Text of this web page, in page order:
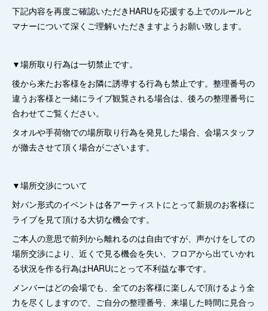
下記内容を再度ご確認いただきHARUを応援する上でのルールと
マナーについて深くご理解いただきますようお願い致します。
▼場所取り行為は一切禁止です。
後から来たお客様をお隣に誘導する行為も禁止です。整理番号の
違うお客様と一緒にライブ観覧される場合は、後ろの整理番号に
合わせてご覧ください。
タオルや手荷物での場所取り行為を発見した場合、会場スタッフ
が撤去させて頂く場合がございます。
▼場所交渉について
対バン形式のイベントは各アーティストにとって新規のお客様に
ライブを見て頂ける大切な機会です。
ご本人の意思で前列から離れるのは自由ですが、声かけをしての
場所交渉により、近くで見る機会を失い、フロアから出ていかれ
る状況を作る行為はHARUにとって不利益な事です。
メンバーはどの会場でも、全てのお客様に楽しんで頂けるよう全
力を尽くしますので、ご自分の整理番号、来場した時間に見合っ